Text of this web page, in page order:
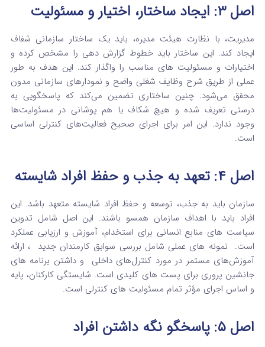
اصل ۳: ایجاد ساختار، اختیار و مسئولیت
مدیریت، با نظارت هیئت مدیره، باید یک ساختار سازمانی شفاف
ایجاد کند. این ساختار باید خطوط گزارش‌ دهی را مشخص کرده و
اختیارات و مسئولیت‌ های مناسب را واگذار کند. این هدف به طور
عملی از طریق شرح وظایف شغلی واضح و نمودارهای سازمانی مدون
محقق می‌شود. چنین ساختاری تضمین می‌کند که پاسخگویی به
درستی تعریف شده و هیچ شکاف یا هم‌ پوشانی در مسئولیت‌ها
وجود ندارد. این امر برای اجرای صحیح فعالیت‌های کنترلی اساسی
است.
اصل ۴: تعهد به جذب و حفظ افراد شایسته
سازمان باید به جذب، توسعه و حفظ افراد شایسته متعهد باشد. این
افراد باید با اهداف سازمان همسو باشند. این اصل شامل تدوین
سیاست‌ های منابع انسانی برای استخدام، آموزش و ارزیابی عملکرد
است. نمونه‌ های عملی شامل بررسی سوابق کارمندان جدید ، ارائه
آموزش‌های مستمر در مورد کنترل‌های داخلی و داشتن برنامه‌ های
جانشین‌ پروری برای پست‌ های کلیدی است. شایستگی کارکنان، پایه
و اساس اجرای مؤثر تمام مسئولیت‌ های کنترلی است.
اصل ۵: پاسخگو نگه داشتن افراد